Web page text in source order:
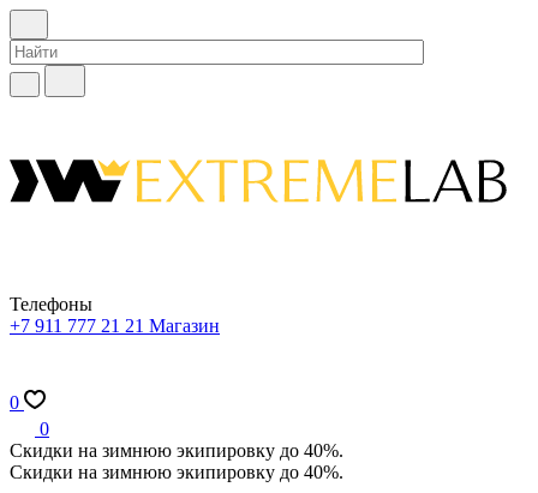
Телефоны
+7 911 777 21 21 Магазин
0
0
Скидки на зимнюю экипировку до 40%.
Скидки на зимнюю экипировку до 40%.